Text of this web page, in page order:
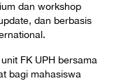
dan workshop
dan berbasis
FK UPH bersama
bagi mahasiswa